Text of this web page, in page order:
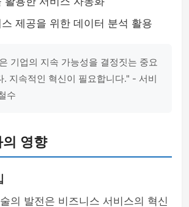
제공을 위한 데이터 분석 활용
기업의 지속 가능성을 결정짓는 중요
. 지속적인 혁신이 필요합니다." - 서비
수
영향
의 발전은 비즈니스 서비스의 혁신